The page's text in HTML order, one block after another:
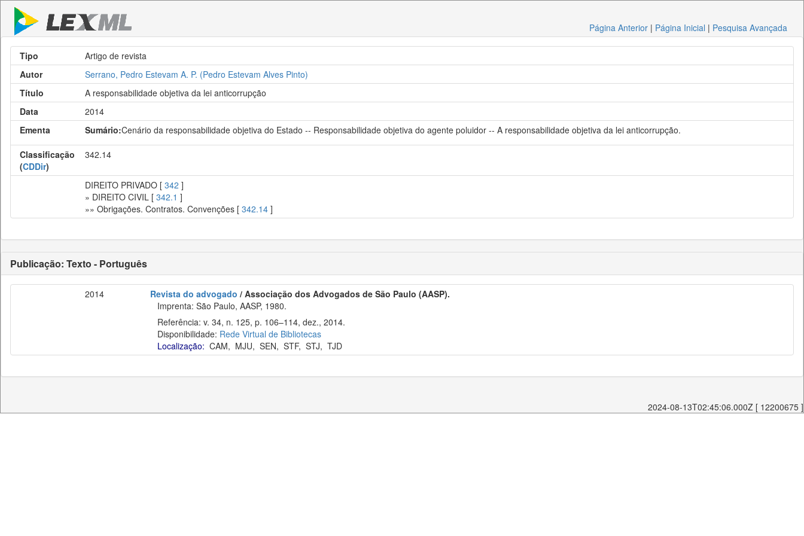
Página Anterior | Página Inicial | Pesquisa Avançada
Tipo
Artigo de revista
Autor
Serrano, Pedro Estevam A. P. (Pedro Estevam Alves Pinto)
Título
A responsabilidade objetiva da lei anticorrupção
Data
2014
Ementa
Sumário:Cenário da responsabilidade objetiva do Estado -- Responsabilidade objetiva do agente poluidor -- A responsabilidade objetiva da lei anticorrupção.
Classificação
(CDDir)
342.14
DIREITO PRIVADO [ 342 ]
» DIREITO CIVIL [ 342.1 ]
»» Obrigações. Contratos. Convenções [ 342.14 ]
Publicação: Texto - Português
2014 Revista do advogado / Associação dos Advogados de São Paulo (AASP).
Imprenta: São Paulo, AASP, 1980.
Referência: v. 34, n. 125, p. 106–114, dez., 2014.
Disponibilidade: Rede Virtual de Bibliotecas
Localização: CAM, MJU, SEN, STF, STJ, TJD
2024-08-13T02:45:06.000Z [ 12200675 ]